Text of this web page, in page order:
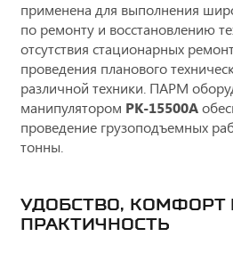
применена для выполнения
по ремонту и восстановлению
отсутствия стационарных
проведения планового
различной техники. ПАРМ
манипулятором PK-15500А
проведение грузоподъемных
тонны.
УДОБСТВО, КОМФОРТ
ПРАКТИЧНОСТЬ